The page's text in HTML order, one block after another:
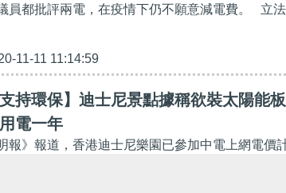
員都批評兩電，在疫情下仍不願意減電費。 立
11-11 11:14:59
支持環保】迪士尼景點據稱欲裝太陽能
電一年
明報》報道，香港迪士尼樂園已參加中電上網電價